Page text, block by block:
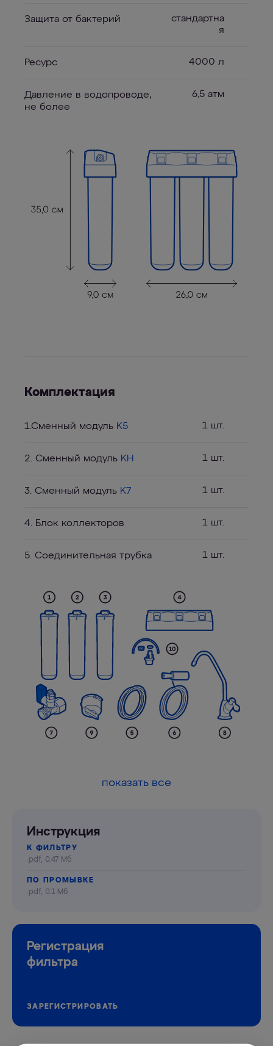
Защита от бактерий
стандартна
я
Ресурс 4000 л
Давление в водопроводе,
не более
6,5 атм
Комплектация
1.Сменный модуль K5 1 шт.
2. Сменный модуль KH 1 шт.
3. Сменный модуль K7 1 шт.
4. Блок коллекторов 1 шт.
5. Соединительная трубка 1 шт.
показать все
Инструкция
К ФИЛЬТРУ
.pdf, 0.47 Мб
ПО ПРОМЫВКЕ
.pdf, 0.1 Мб
Регистрация
фильтра
ЗАРЕГИСТРИРОВАТЬ